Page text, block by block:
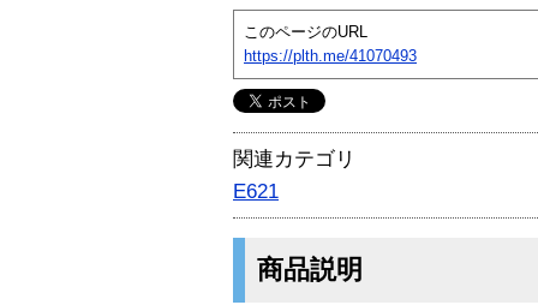
このページのURL
https://plth.me/41070493
関連カテゴリ
E621
商品説明